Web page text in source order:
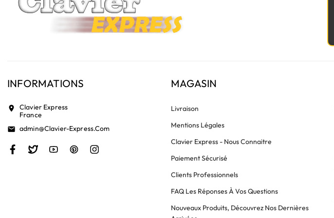
INFORMATIONS
location_on
Clavier Express
France
email Admin@clavier-Express.com
MAGASIN
Livraison
Mentions Légales
Clavier Express - Nous Connaitre
Paiement Sécurisé
Clients Professionnels
FAQ Les Réponses À Vos Questions
Nouveaux Produits, Découvrez Nos Dernières